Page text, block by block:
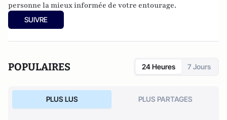
personne la mieux informée de votre entourage.
SUIVRE
POPULAIRES 24 Heures 7 Jours
PLUS LUS PLUS PARTAGES